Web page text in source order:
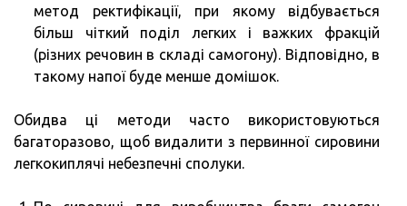
метод ректифікації, при якому відбувається
більш чіткий поділ легких і важких фракцій
(різних речовин в складі самогону). Відповідно, в
такому напої буде менше домішок.
Обидва ці методи часто використовуються
багаторазово, щоб видалити з первинної сировини
легкокиплячі небезпечні сполуки.